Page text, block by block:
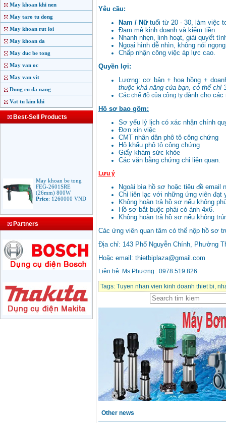
May khoan khi nen
May taro tu dong
May khoan rut loi
May khoan da
May duc be tong
May van oc
May van vit
Dung cu da nang
Vat tu kim khi
Best-Sell Products
May khoan be tong
FEG-2601SRE
(26mm) 800W
Price:1260000 VND
Bang gia mui khoan
rut loi be tong
May Khoan Bosch
GSB 16RE (750W)
Bo may khoan Bosch
GSB 13RE hop nhua
100 chi tiet
Partners
Yêu cầu:
Nam / Nữtuổi từ 20 - 30, làm việc
Đam mê kinh doanh và kiếm tiền.
Nhanh nhẹn, linh hoạt, giải quyết
Ngoại hình dễ nhìn, không nói
Chấp nhận công việc áp lực cao.
Quyền lợi:
Lương: cơ bản + hoa hồng +
thuộc khả năng của bạn, có thể chỉ
Các chế độ của công ty dành cho
Hồ sơ bao gồm:
Sơ yếu lý lịch có xác nhận chính
Đơn xin việc
CMT nhân dân phô tô công chứng
Hộ khẩu phô tô công chứng
Giấy khám sức khỏe
Các văn bằng chứng chỉ liên quan.
Lưu ý
Ngoài bìa hồ sơ hoặc tiêu đề email
Chỉ liên lạc với những ứng viên đạt
Không hoàn trả hồ sơ nếu không
Hồ sơ bắt buộc phải có ảnh 4x6.
Không hoàn trả hồ sơ nếu không
Các ứng viên quan tâm có thể nộp hồ sơ
Địa chỉ: 143 Phố Nguyễn Chính, Phường
Hoặc email: thietbiplaza@gmail.com
Liên hệ: Ms Phượng : 0978.519.826
Tags: Tuyen nhan vien kinh doanh thiet bi,
Other news